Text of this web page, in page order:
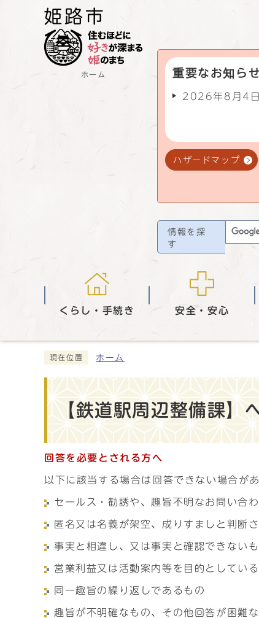
ホーム 重要なお知らせ
2026年8月4日
ハザードマップ
情報を探
す
くらし・手続き 安全・安心
現在位置 ホーム
【鉄道駅周辺整備課】
回答を必要とされる方へ
以下に該当する場合は回答できない場合があ
セールス・勧誘や、趣旨不明なお問い合
匿名又は名義が架空、成りすましと判断
事実と相違し、又は事実と確認できない
営業利益又は活動案内等を目的としてい
同一趣旨の繰り返しであるもの
趣旨が不明確なもの、その他回答が困難